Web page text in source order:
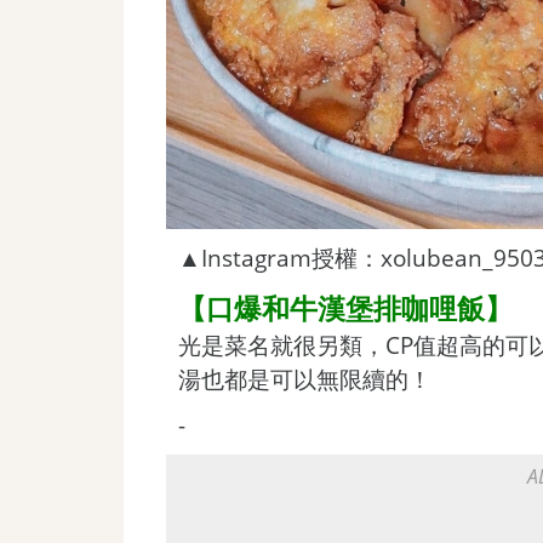
▲Instagram授權：
【口爆和牛漢堡排咖哩飯】
光是菜名就很另類，CP值超高的
湯也都是可以無限續的！
-